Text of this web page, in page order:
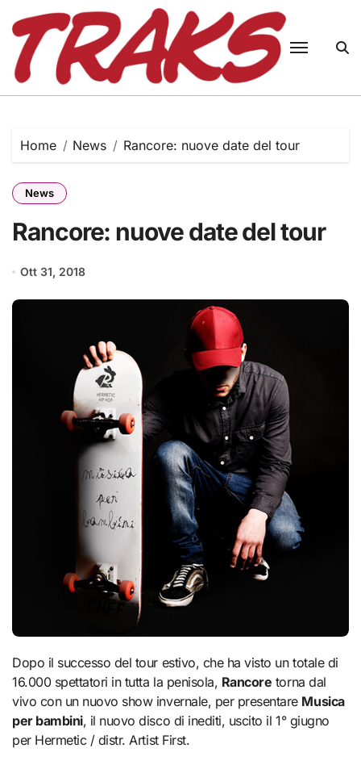
content
Home News Rancore: nuove date del tour
News
Rancore: nuove date del tour
Ott 31, 2018
Dopo il successo del tour estivo, che ha visto un totale di
16.000 spettatori in tutta la penisola, Rancore torna dal
vivo con un nuovo show invernale, per presentare Musica
per bambini, il nuovo disco di inediti, uscito il 1° giugno
per Hermetic / distr. Artist First.